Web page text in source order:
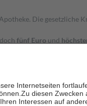
Die
fünf Euro und
Familie zu unterstützen,